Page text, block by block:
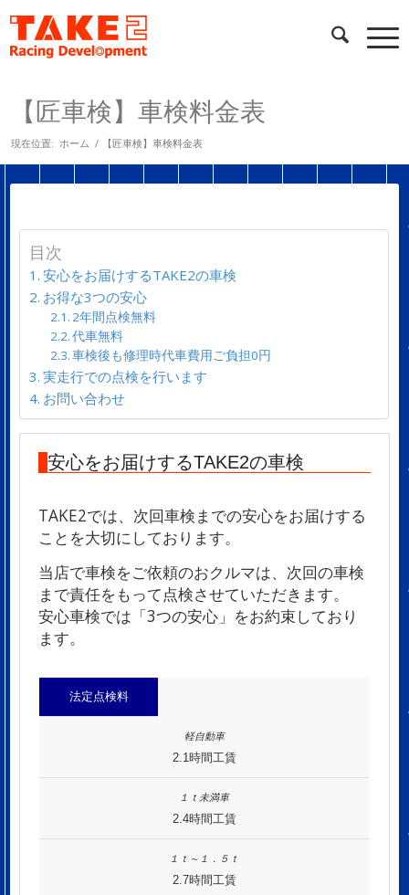
【匠車検】車検料金表
現在位置: ホーム / 【匠車検】車検料金表
目次
安心をお届けするTAKE2の車検
お得な3つの安心
2年間点検無料
代車無料
車検後も修理時代車費用ご負担0円
実走行での点検を行います
お問い合わせ
安心をお届けするTAKE2の車検
TAKE2では、次回車検までの安心をお届けする
ことを大切にしております。
当店で車検をご依頼のおクルマは、次回の車検
まで責任をもって点検させていただきます。
安心車検では「3つの安心」をお約束しており
ます。
法定点検料
2.1時間工賃
2.4時間工賃
2.7時間工賃